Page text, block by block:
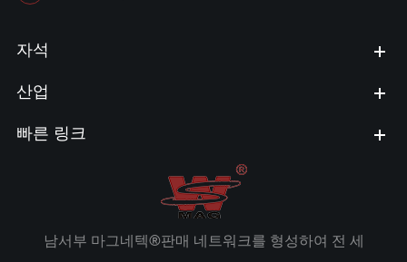
자석
산업
빠른 링크
남서부 마그네텍®판매 네트워크를 형성하여 전 세